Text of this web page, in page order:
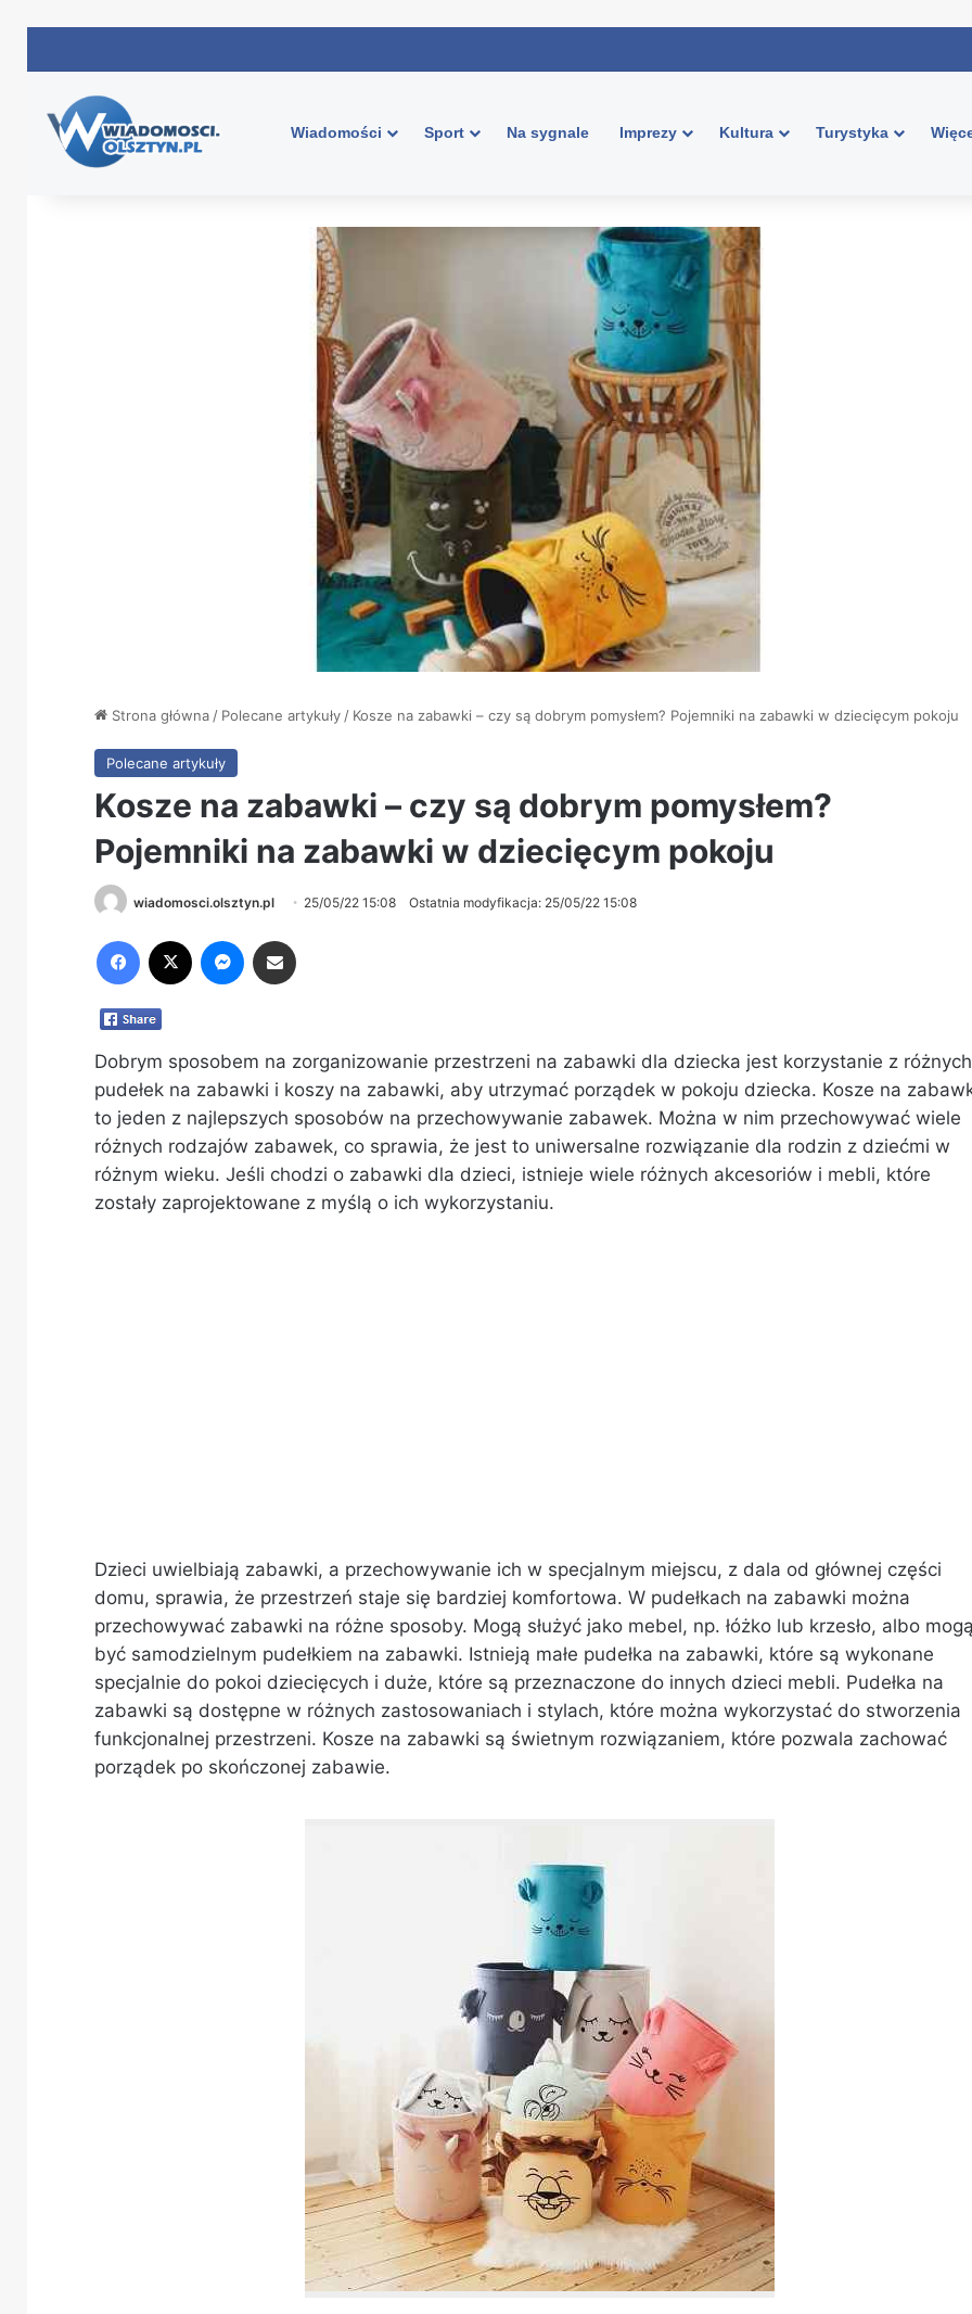
Wiadomości Sport Na sygnale Imprezy Kultura Turystyka
Strona główna / Polecane artykuły / Kosze na zabawki – czy są dobrym pomysłem? Pojemniki na zabawki w dziecięcym pokoju
Polecane artykuły
Kosze na zabawki – czy są dobrym pomysłem?
Pojemniki na zabawki w dziecięcym pokoju
wiadomosci.olsztyn.pl 25/05/22 15:08 Ostatnia modyfikacja: 25/05/22 15:08
Dobrym sposobem na zorganizowanie przestrzeni na zabawki dla dziecka jest korzystanie z różnych
pudełek na zabawki i koszy na zabawki, aby utrzymać porządek w pokoju dziecka. Kosze na
to jeden z najlepszych sposobów na przechowywanie zabawek. Można w nim przechowywać wiele
różnych rodzajów zabawek, co sprawia, że jest to uniwersalne rozwiązanie dla rodzin z dziećmi w
różnym wieku. Jeśli chodzi o zabawki dla dzieci, istnieje wiele różnych akcesoriów i mebli, które
zostały zaprojektowane z myślą o ich wykorzystaniu.
Dzieci uwielbiają zabawki, a przechowywanie ich w specjalnym miejscu, z dala od głównej części
domu, sprawia, że przestrzeń staje się bardziej komfortowa. W pudełkach na zabawki można
przechowywać zabawki na różne sposoby. Mogą służyć jako mebel, np. łóżko lub krzesło, albo mogą
być samodzielnym pudełkiem na zabawki. Istnieją małe pudełka na zabawki, które są wykonane
specjalnie do pokoi dziecięcych i duże, które są przeznaczone do innych dzieci mebli. Pudełka na
zabawki są dostępne w różnych zastosowaniach i stylach, które można wykorzystać do stworzenia
funkcjonalnej przestrzeni. Kosze na zabawki są świetnym rozwiązaniem, które pozwala zachować
porządek po skończonej zabawie.